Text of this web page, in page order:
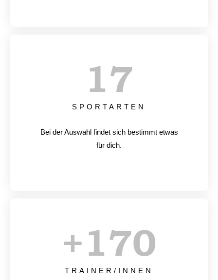
SPORTARTEN
17
Bei der Auswahl findet sich bestimmt etwas
für dich.
TRAINER/INNEN
+170